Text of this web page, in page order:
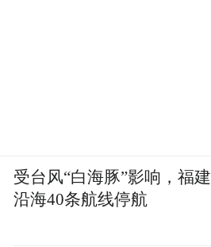
受台风“白海豚”影响，福建
沿海40条航线停航